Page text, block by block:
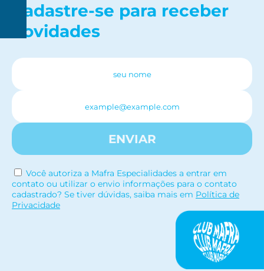
Cadastre-se para receber
novidades
ENVIAR
Você autoriza a Mafra Especialidades a entrar em
contato ou utilizar o envio informações para o contato
cadastrado? Se tiver dúvidas, saiba mais em Política de
Privacidade
R$
150